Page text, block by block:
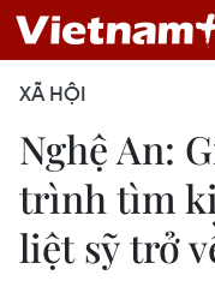
XÃ HỘI
Nghệ An:
trình tìm
liệt sỹ trở